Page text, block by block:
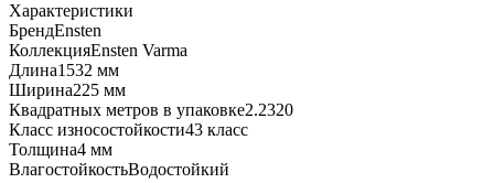
Характеристики
БрендEnsten
КоллекцияEnsten Varma
Длина1532 мм
Ширина225 мм
Квадратных метров в упаковке2.2320
Класс износостойкости43 класс
Толщина4 мм
ВлагостойкостьВодостойкий